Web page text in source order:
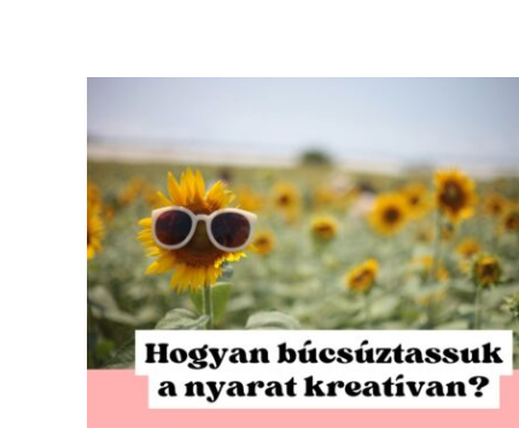
VISZLÁT NYÁR -Hajnalka küldte